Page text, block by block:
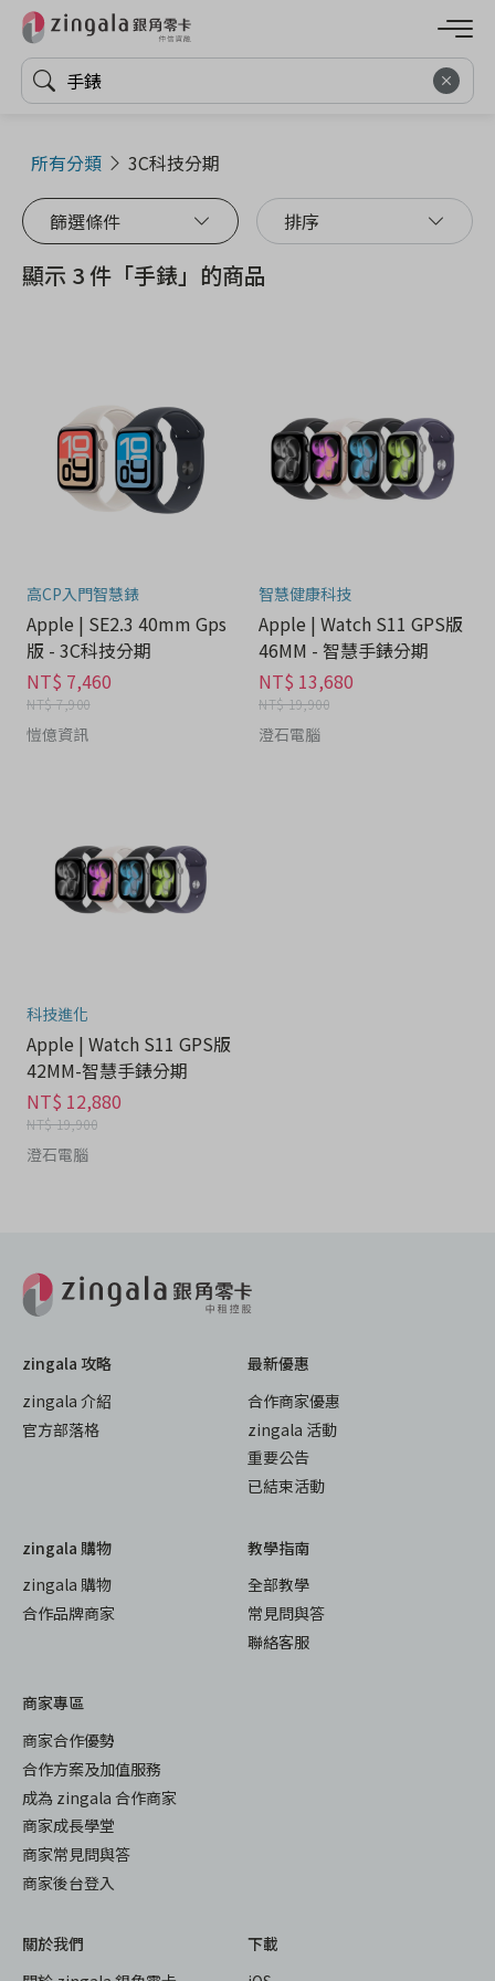
所有分類 3C科技分期
篩選條件 排序
顯示 3 件「手錶」的商品
高CP入門智慧錶
Apple | SE2.3 40mm Gps
版 - 3C科技分期
NT$ 7,460
NT$ 7,900
愷億資訊
智慧健康科技
Apple | Watch S11 GPS版
46MM - 智慧手錶分期
NT$ 13,680
NT$ 19,900
澄石電腦
科技進化
Apple | Watch S11 GPS版
42MM-智慧手錶分期
NT$ 12,880
NT$ 19,900
澄石電腦
zingala 攻略
zingala 介紹
官方部落格
最新優惠
合作商家優惠
zingala 活動
重要公告
已結束活動
zingala 購物
zingala 購物
合作品牌商家
教學指南
全部教學
常見問與答
聯絡客服
商家專區
商家合作優勢
合作方案及加值服務
成為 zingala 合作商家
商家成長學堂
商家常見問與答
商家後台登入
關於我們
下載